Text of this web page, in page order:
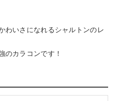
わいさになれるシャルトンのレ
のカラコンです！